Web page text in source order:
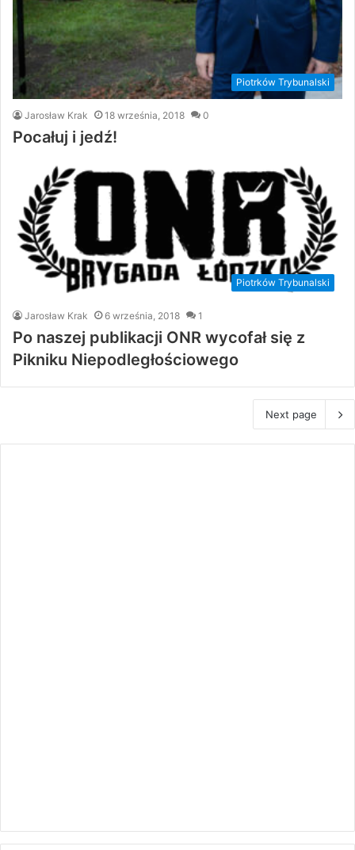
Piotrków Trybunalski
Jarosław Krak 18 września, 2018 0
Pocałuj i jedź!
Piotrków Trybunalski
Jarosław Krak 6 września, 2018 1
Po naszej publikacji ONR wycofał się z
Pikniku Niepodległościowego
Next page